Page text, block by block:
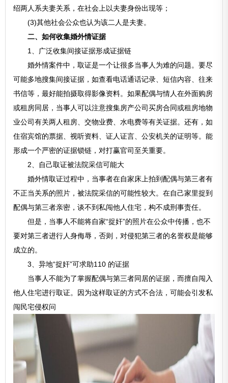
绍两人系夫妻关系，在社会上以夫妻身份出现等；
(3)其他社会公众也认为该二人是夫妻。
二、如何收集婚外情证据
1、广泛收集间接证据形成证据链
婚外情案件中，取证是一个让很多当事人为难的问题。要尽
可能多地搜集间接证据，如查看电话通话记录、短信内容、往来
书信等，最好能拍摄取得影像资料。如果配偶与情人在外面购房
或租房同居，当事人可以注意搜集房产公司买房合同或租房地物
业公司有关两人租房、交物业费、水电费等有关证据。还有，如
住宿宾馆的票据、视听资料、证人证言、公安机关的证明等。能
形成一个严密的证据锁链，对打赢官司至关重要。
2、自己取证被法院采信可能大
婚外情取证过程中，当事者在自家床上拍到配偶与第三者有
不正当关系的照片，被法院采信的可能性较大。在自己家里捉到
配偶与第三者亲密，谈不到私闯他人住宅，构不成刑事责任。
但是，当事人不能将自家“捉奸”的照片在公众中传播，也不
要对第三者进行人身侮辱，否则，对侵犯第三者的名誉权是能够
成立的。
3、异地“捉奸”可求助110 的证据
当事人不能为了掌握配偶与第三者同居的证据，而擅自闯入
他人住宅进行取证。因为这样取证的方式不合法，可能会引发私
闯民宅侵权问